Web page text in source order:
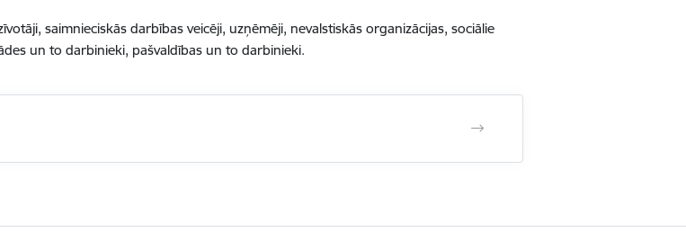
saimnieciskās darbības veicēji, uzņēmēji, nevalstiskās organizācijas, sociālie
un to darbinieki, pašvaldības un to darbinieki.